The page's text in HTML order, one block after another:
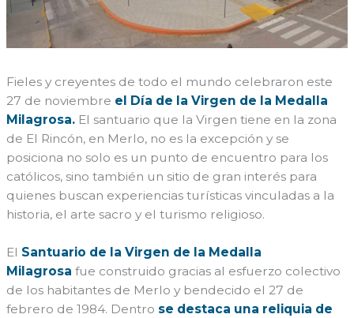
Fieles y creyentes de todo el mundo celebraron este
27 de noviembre el Día de la Virgen de la Medalla
Milagrosa. El santuario que la Virgen tiene en la zona
de El Rincón, en Merlo, no es la excepción y se
posiciona no solo es un punto de encuentro para los
católicos, sino también un sitio de gran interés para
quienes buscan experiencias turísticas vinculadas a la
historia, el arte sacro y el turismo religioso.
El Santuario de la Virgen de la Medalla
Milagrosafue construido gracias al esfuerzo colectivo
de los habitantes de Merlo y bendecido el 27 de
febrero de 1984. Dentro se destaca una reliquia de